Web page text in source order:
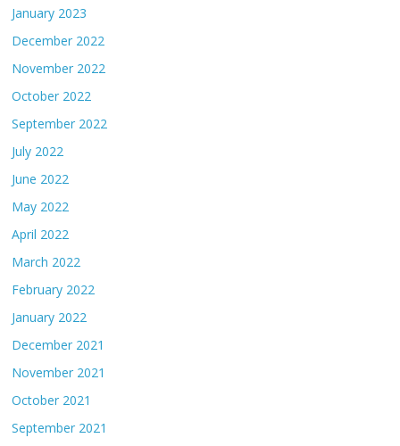
January 2023
December 2022
November 2022
October 2022
September 2022
July 2022
June 2022
May 2022
April 2022
March 2022
February 2022
January 2022
December 2021
November 2021
October 2021
September 2021